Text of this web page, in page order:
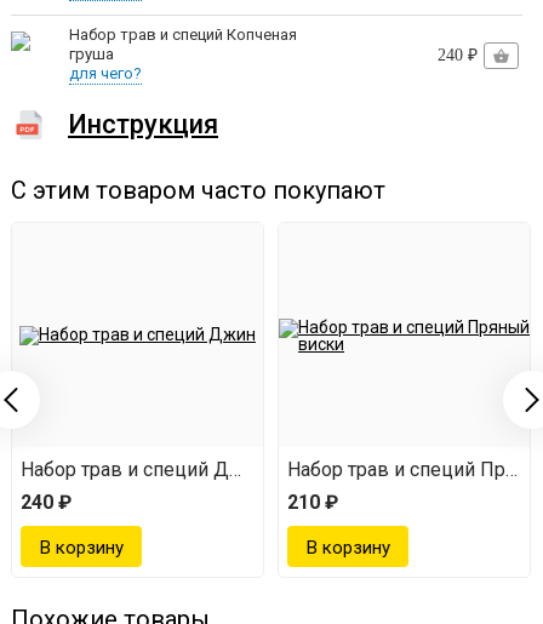
Обратный клапан - 2 шт.
Инструкция - 1 шт.
Набор трав и специй Копченая
груша
для чего?
240 ₽
Инструкция
С этим товаром часто покупают
Набор трав и специй Джин
240 ₽
Набор трав и специй
210 ₽